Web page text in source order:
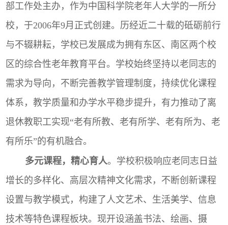
部工作处主办，作为中国科学院老年人大学的一所分
校，于2006年9月正式创建。历经近二十载的砥砺前行
与不辍耕耘，学校已发展成为拥有东区、南区两个校
区的综合性老年教育平台。学校始终坚持以老同志的
需求为导向，不断完善教学管理制度，持续优化课程
体系，教学质量和办学水平稳步提升，有力推动了离
退休教职工实现“老有所教、老有所学、老有所为、老
有所乐”的有机融合。
多元课程，精心育人。 学校积极响应老同志日益
增长的多样化、高层次精神文化需求，不断创新课程
设置与教学模式，构建了人文艺术、生活美学、信息
技术等特色课程板块。现开设涵盖书法、绘画、摄